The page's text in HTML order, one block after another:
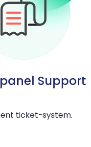
Support
ticket-system.